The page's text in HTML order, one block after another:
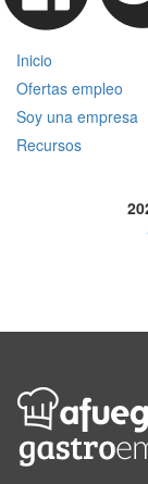
Inicio
Ofertas empleo
Soy una empresa
Recursos